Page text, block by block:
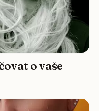
o vaše